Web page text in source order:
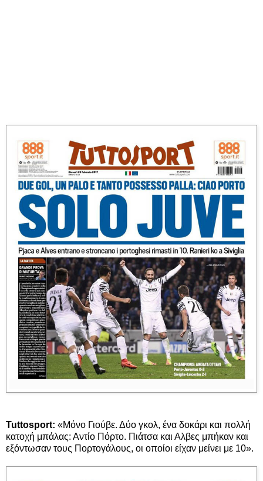
Tuttosport: «Μόνο Γιούβε. Δύο γκολ, ένα δοκάρι και πολλή
κατοχή μπάλας: Αντίο Πόρτο. Πιάτσα και Αλβες μπήκαν και
εξόντωσαν τους Πορτογάλους, οι οποίοι είχαν μείνει με 10».